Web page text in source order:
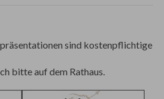
sind kostenpflichtige
bitte auf dem Rathaus.